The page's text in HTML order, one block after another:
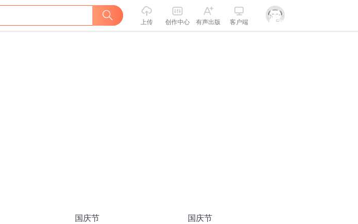
上传 创作中心 有声出版 客户端
国庆节 国庆节